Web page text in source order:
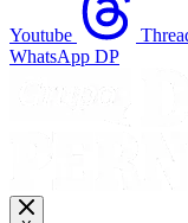
Youtube
WhatsApp DP